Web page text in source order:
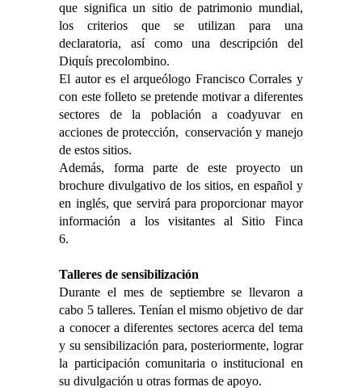
que significa un sitio de patrimonio mundial,
los criterios que se utilizan para una
declaratoria, así como una descripción del
Diquís precolombino.
El autor es el arqueólogo Francisco Corrales y
con este folleto se pretende motivar a diferentes
sectores de la población a coadyuvar en
acciones de protección, conservación y manejo
de estos sitios.
Además, forma parte de este proyecto un
brochure divulgativo de los sitios, en español y
en inglés, que servirá para proporcionar mayor
información a los visitantes al Sitio Finca
6.
Talleres de sensibilización
Durante el mes de septiembre se llevaron a
cabo 5 talleres. Tenían el mismo objetivo de dar
a conocer a diferentes sectores acerca del tema
y su sensibilización para, posteriormente, lograr
la participación comunitaria o institucional en
su divulgación u otras formas de apoyo.